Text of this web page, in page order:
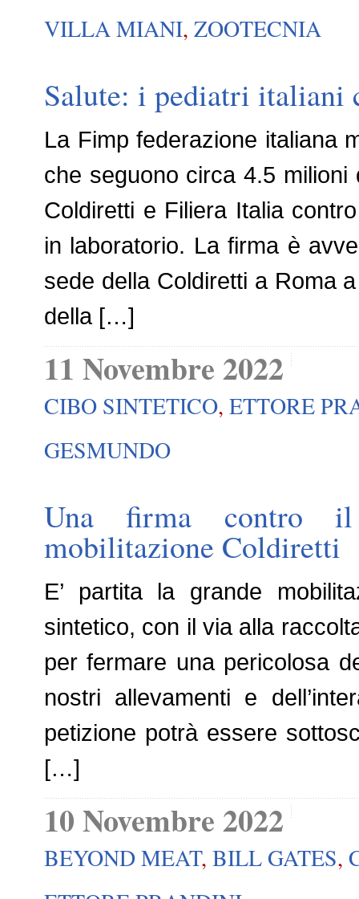
VILLA MIANI, ZOOTECNIA
Salute: i pediatri italiani
La Fimp federazione italiana
che seguono circa 4.5
Coldiretti e Filiera Italia
in laboratorio. La firma è
sede della Coldiretti a Roma
della […]
11 Novembre 2022
CIBO SINTETICO, ETTORE
GESMUNDO
Una firma contro
mobilitazione Coldiretti
E’ partita la grande
sintetico, con il via alla
per fermare una pericolosa
nostri allevamenti e
petizione potrà essere
[…]
10 Novembre 2022
BEYOND MEAT, BILL GATES,